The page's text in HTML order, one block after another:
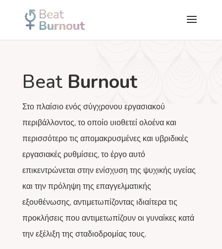
Beat Burnout
Στο πλαίσιο ενός σύγχρονου εργασιακού
περιβάλλοντος, το οποίο υιοθετεί ολοένα και
περισσότερο τις απομακρυσμένες και υβριδικές
εργασιακές ρυθμίσεις, το έργο αυτό
επικεντρώνεται στην ενίσχυση της ψυχικής υγείας
και την πρόληψη της επαγγελματικής
εξουθένωσης, αντιμετωπίζοντας ιδιαίτερα τις
προκλήσεις που αντιμετωπίζουν οι γυναίκες κατά
την εξέλιξη της σταδιοδρομίας τους.